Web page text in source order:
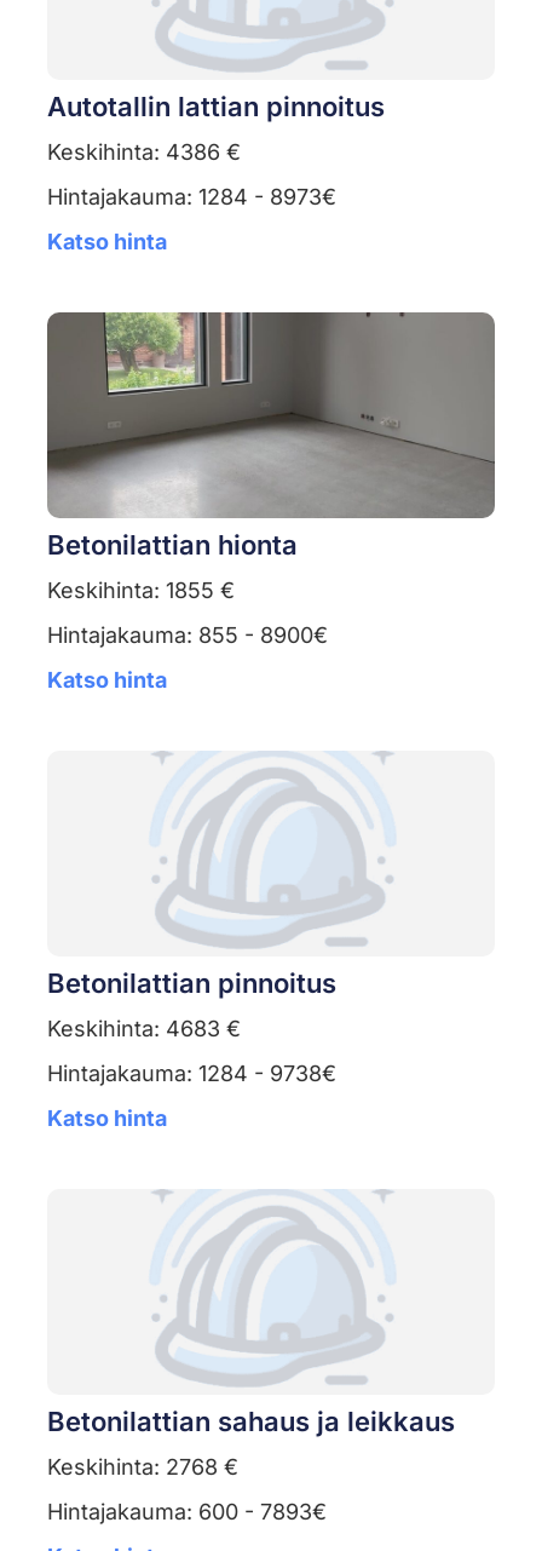
Autotallin lattian pinnoitus
Keskihinta: 4386 €
Hintajakauma: 1284 - 8973€
Katso hinta
Betonilattian hionta
Keskihinta: 1855 €
Hintajakauma: 855 - 8900€
Katso hinta
Betonilattian pinnoitus
Keskihinta: 4683 €
Hintajakauma: 1284 - 9738€
Katso hinta
Betonilattian sahaus ja leikkaus
Keskihinta: 2768 €
Hintajakauma: 600 - 7893€